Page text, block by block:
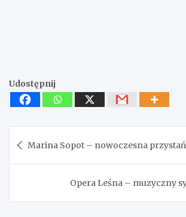
Udostępnij
wpisu
Marina Sopot – nowoczesna
Opera Leśna – muzyczny